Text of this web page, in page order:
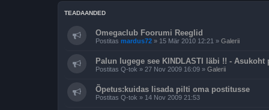
TEADAANDED
Omegaclub Foorumi Reeglid
Postitas mardus72 » 15 Mär 2010 12:21 » Galerii
Palun lugege see KINDLASTI läbi !! -
Postitas Q-tok » 27 Nov 2009 16:09 » Galerii
Õpetus:kuidas lisada pilti oma postitusse
Postitas Q-tok » 14 Nov 2009 21:53